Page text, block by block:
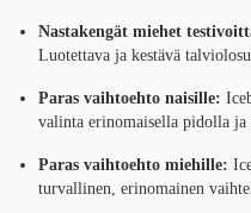
Nastakengät miehet
Luotettava ja kestävä
Paras vaihtoehto naisille:
valinta erinomaisella pidolla ja
Paras vaihtoehto miehille:
turvallinen, erinomainen